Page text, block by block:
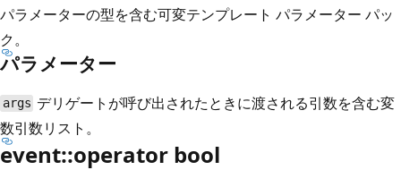
パラメーターの型を含む可変テンプレート パラメーター パッ
ク。
パラメーター
args デリゲートが呼び出されたときに渡される引数を含む変
数引数リスト。
event::operator bool